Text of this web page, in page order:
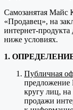
Самозанятая Майс
«Продавец», на
интернет-
ниже условиях.
1.
Публичная
предложение
кругу лиц,
продажи